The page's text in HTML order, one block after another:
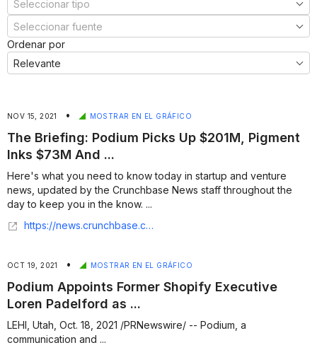
Ordenar por
NOV 15, 2021 • MOSTRAR EN EL GRÁFICO
The Briefing: Podium Picks Up $201M, Pigment
Inks $73M And ...
Here's what you need to know today in startup and venture
news, updated by the Crunchbase News staff throughout the
day to keep you in the know. ...
https://news.crunchbase.com/news/briefing-11-15-21/
OCT 19, 2021 • MOSTRAR EN EL GRÁFICO
Podium Appoints Former Shopify Executive
Loren Padelford as ...
LEHI, Utah, Oct. 18, 2021 /PRNewswire/ -- Podium, a
communication and ...